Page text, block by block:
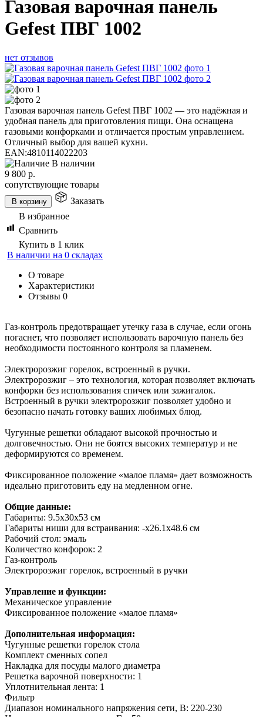
Газовая варочная панель
Gefest ПВГ 1002
нет отзывов
Газовая варочная панель Gefest ПВГ 1002 — это надёжная и
удобная панель для приготовления пищи. Она оснащена
газовыми конфорками и отличается простым управлением.
Отличный выбор для вашей кухни.
EAN:4810114022203
В наличии
9 800 р.
сопутствующие товары
В корзину
Заказать
В избранное
Сравнить
Купить в 1 клик
В наличии на 0 складах
О товаре
Характеристики
Отзывы 0
Газ-контроль предотвращает утечку газа в случае, если огонь
погаснет, что позволяет использовать варочную панель без
необходимости постоянного контроля за пламенем.
Электророзжиг горелок, встроенный в ручки.
Электророзжиг – это технология, которая позволяет включать
конфорки без использования спичек или зажигалок.
Встроенный в ручки электророзжиг позволяет удобно и
безопасно начать готовку ваших любимых блюд.
Чугунные решетки обладают высокой прочностью и
долговечностью. Они не боятся высоких температур и не
деформируются со временем.
Фиксированное положение «малое пламя» дает возможность
идеально приготовить еду на медленном огне.
Общие данные:
Габариты: 9.5х30x53 см
Габариты ниши для встраивания: -x26.1x48.6 см
Рабочий стол: эмаль
Количество конфорок: 2
Газ-контроль
Электророзжиг горелок, встроенный в ручки
Управление и функции:
Механическое управление
Фиксированное положение «малое пламя»
Дополнительная информация:
Чугунные решетки горелок стола
Комплект сменных сопел
Накладка для посуды малого диаметра
Решетка варочной поверхности: 1
Уплотнительная лента: 1
Фильтр
Диапазон номинального напряжения сети, В: 220-230